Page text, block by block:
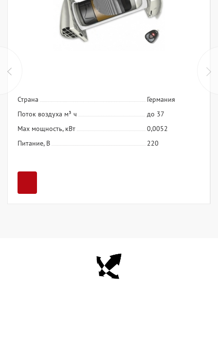
Страна
Германия
Поток воздуха м³ ч
до 37
Max мощность, кВт
0,0052
Питание, В
220